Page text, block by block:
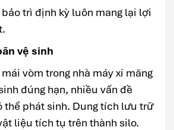
trì định kỳ luôn mang lại lợi
vệ sinh
vòm trong nhà máy xi măng
đúng hạn, nhiều vấn đề
thể phát sinh. Dung tích lưu trữ
liệu tích tụ trên thành silo.